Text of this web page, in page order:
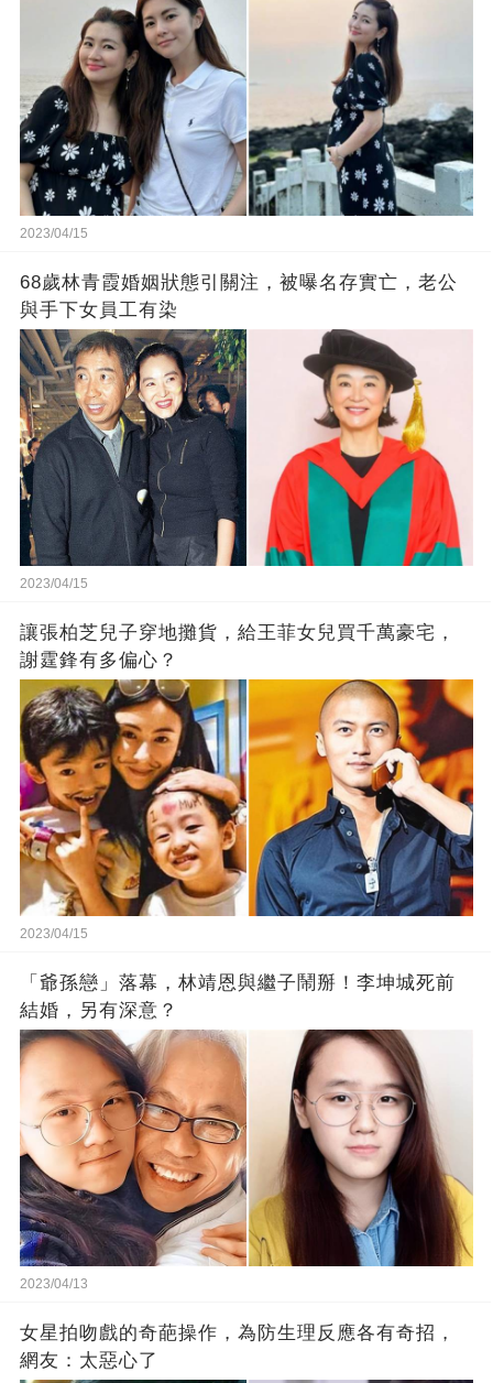
2023/04/15
68歲林青霞婚姻狀態引關注，被曝名存實亡，老公
與手下女員工有染
2023/04/15
讓張柏芝兒子穿地攤貨，給王菲女兒買千萬豪宅，
謝霆鋒有多偏心？
2023/04/15
「爺孫戀」落幕，林靖恩與繼子鬧掰！李坤城死前
結婚，另有深意？
2023/04/13
女星拍吻戲的奇葩操作，為防生理反應各有奇招，
網友：太惡心了